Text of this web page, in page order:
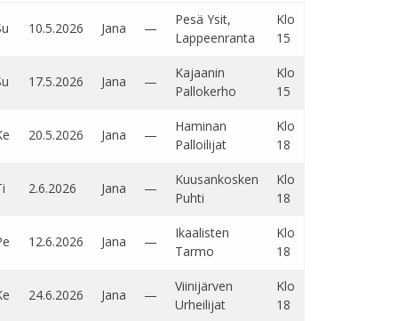
10.5.2026 Jana —
Pesä Ysit,
Lappeenranta
Klo
15
17.5.2026 Jana —
Kajaanin
Pallokerho
Klo
15
20.5.2026 Jana —
Haminan
Palloilijat
Klo
18
2.6.2026 Jana —
Kuusankosken
Puhti
Klo
18
12.6.2026 Jana —
Ikaalisten
Tarmo
Klo
18
24.6.2026 Jana —
Viinijärven
Urheilijat
Klo
18